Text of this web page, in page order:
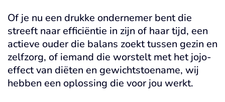
Of je nu een drukke ondernemer bent die
streeft naar efficiëntie in zijn of haar tijd, een
actieve ouder die balans zoekt tussen gezin en
zelfzorg, of iemand die worstelt met het jojo-
effect van diëten en gewichtstoename, wij
hebben een oplossing die voor jou werkt.